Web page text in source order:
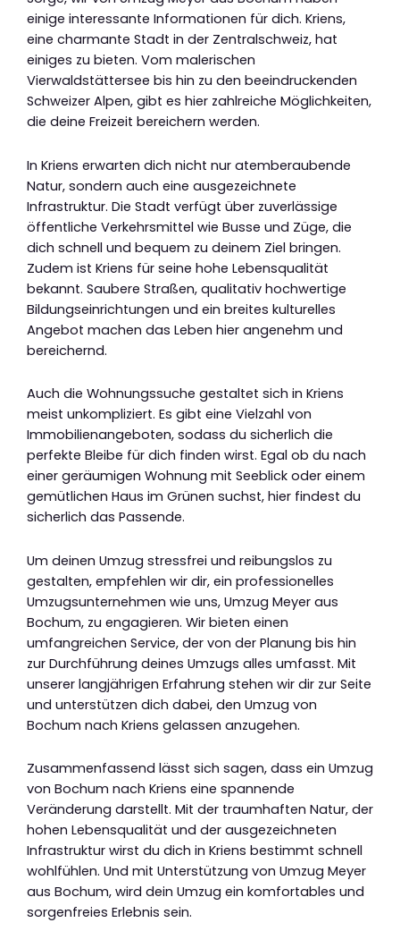
einige interessante Informationen für dich. Kriens,
eine charmante Stadt in der Zentralschweiz, hat
einiges zu bieten. Vom malerischen
Vierwaldstättersee bis hin zu den beeindruckenden
Schweizer Alpen, gibt es hier zahlreiche Möglichkeiten,
die deine Freizeit bereichern werden.
In Kriens erwarten dich nicht nur atemberaubende
Natur, sondern auch eine ausgezeichnete
Infrastruktur. Die Stadt verfügt über zuverlässige
öffentliche Verkehrsmittel wie Busse und Züge, die
dich schnell und bequem zu deinem Ziel bringen.
Zudem ist Kriens für seine hohe Lebensqualität
bekannt. Saubere Straßen, qualitativ hochwertige
Bildungseinrichtungen und ein breites kulturelles
Angebot machen das Leben hier angenehm und
bereichernd.
Auch die Wohnungssuche gestaltet sich in Kriens
meist unkompliziert. Es gibt eine Vielzahl von
Immobilienangeboten, sodass du sicherlich die
perfekte Bleibe für dich finden wirst. Egal ob du nach
einer geräumigen Wohnung mit Seeblick oder einem
gemütlichen Haus im Grünen suchst, hier findest du
sicherlich das Passende.
Um deinen Umzug stressfrei und reibungslos zu
gestalten, empfehlen wir dir, ein professionelles
Umzugsunternehmen wie uns, Umzug Meyer aus
Bochum, zu engagieren. Wir bieten einen
umfangreichen Service, der von der Planung bis hin
zur Durchführung deines Umzugs alles umfasst. Mit
unserer langjährigen Erfahrung stehen wir dir zur Seite
und unterstützen dich dabei, den Umzug von
Bochum nach Kriens gelassen anzugehen.
Zusammenfassend lässt sich sagen, dass ein Umzug
von Bochum nach Kriens eine spannende
Veränderung darstellt. Mit der traumhaften Natur, der
hohen Lebensqualität und der ausgezeichneten
Infrastruktur wirst du dich in Kriens bestimmt schnell
wohlfühlen. Und mit Unterstützung von Umzug Meyer
aus Bochum, wird dein Umzug ein komfortables und
sorgenfreies Erlebnis sein.